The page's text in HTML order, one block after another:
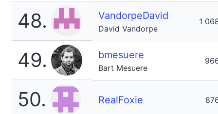
48. VandorpeDavid
David Vandorpe
1
49. bmesuere
Bart Mesuere
50. RealFoxie